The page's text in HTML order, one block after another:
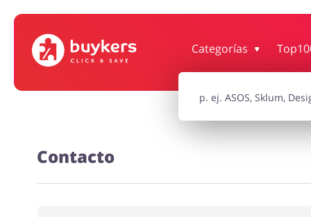
Categorías
Supermercado Hogar y
Motorización Oficina
Contacto